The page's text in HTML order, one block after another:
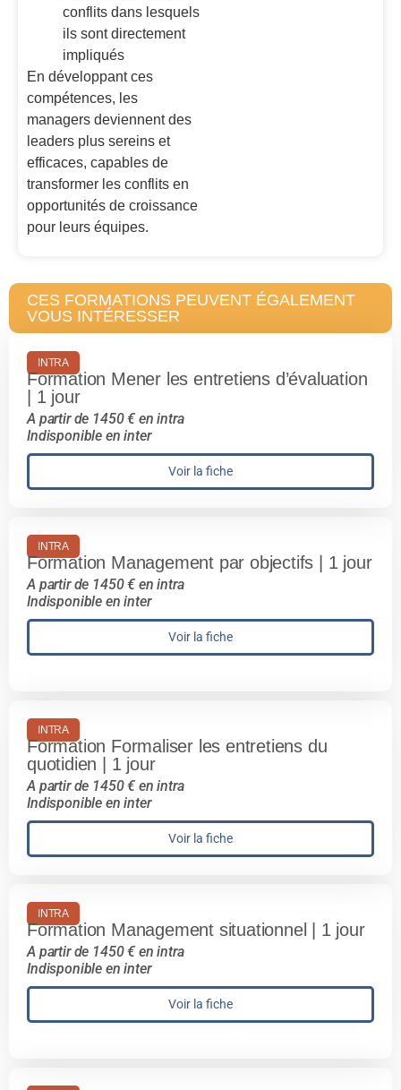
conflits dans lesquels
ils sont directement
impliqués
En développant ces
compétences, les
managers deviennent des
leaders plus sereins et
efficaces, capables de
transformer les conflits en
opportunités de croissance
pour leurs équipes.
CES FORMATIONS PEUVENT ÉGALEMENT
VOUS INTÉRESSER
INTRA
Formation Mener les entretiens d’évaluation
| 1 jour
A partir de 1450 € en intra
Indisponible en inter
Voir la fiche
INTRA
Formation Management par objectifs | 1 jour
A partir de 1450 € en intra
Indisponible en inter
Voir la fiche
INTRA
Formation Formaliser les entretiens du
quotidien | 1 jour
A partir de 1450 € en intra
Indisponible en inter
Voir la fiche
INTRA
Formation Management situationnel | 1 jour
A partir de 1450 € en intra
Indisponible en inter
Voir la fiche